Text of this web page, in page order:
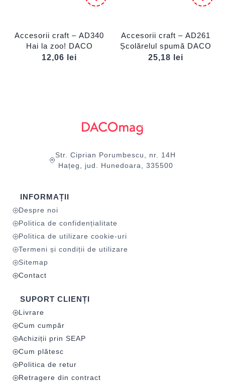
Accesorii craft – AD340
Hai la zoo! DACO
12,06
lei
Accesorii craft – AD261
Școlărelul spumă DACO
25,18
lei
Str. Ciprian Porumbescu, nr. 14H
Hațeg, jud. Hunedoara, 335500
INFORMAȚII
Despre noi
Politica de confidențialitate
Politica de utilizare cookie-uri
Termeni și condiții de utilizare
Sitemap
Contact
SUPORT CLIENȚI
Livrare
Cum cumpăr
Achiziții prin SEAP
Cum plătesc
Politica de retur
Retragere din contract